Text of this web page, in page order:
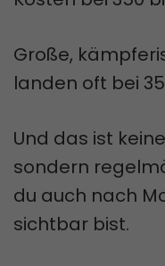
Große,
landen oft bei
Und das ist
sondern
du auch nach
sichtbar bist.